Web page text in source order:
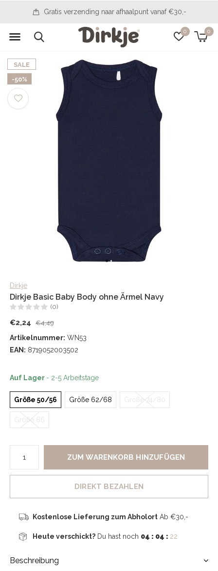
0 0
Gratis verzending naar afhaalpunt vanaf €30,-
SALE
-50%
Dirkje
Dirkje Basic Baby Body ohne Ärmel Navy
(0)
€2,24 €4,49
Artikelnummer: WN53
EAN: 8719052003502
Auf Lager - 2-5 Arbeitstage
Größe 50/56 Größe 62/68 Größe 74/80
Größe 86
ZUM WARENKORB HINZUFÜGEN
DIREKT BEZAHLEN
Kostenlose Lieferung zum AbholortAb €30,-
Heute verschickt?Du hast noch 04 : 04 : 21
Beschreibung